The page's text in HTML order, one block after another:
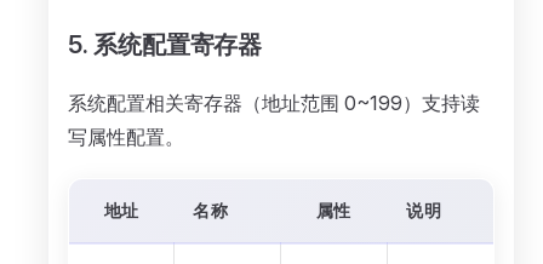
5. 系统配置寄存器
系统配置相关寄存器（地址范围 0~199）支持读
写属性配置。
地址 名称 属性 说明